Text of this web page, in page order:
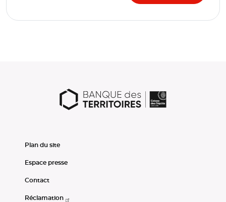
Plan du site
Espace presse
Contact
Réclamation